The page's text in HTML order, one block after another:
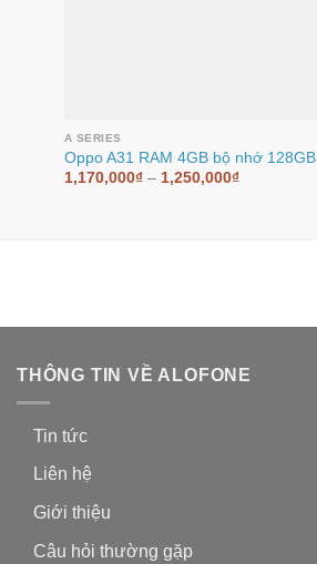
A SERIES
Oppo A31 RAM 4GB bộ nhớ 128GB
1,170,000₫– 1,250,000₫
THÔNG TIN VỀ ALOFONE
Tin tức
Liên hệ
Giới thiệu
Câu hỏi thường gặp